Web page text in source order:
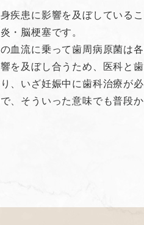
疾患に影響を及ぼしている
・脳梗塞です。
血流に乗って歯周病原菌は
を及ぼし合うため、医科と
、いざ妊娠中に歯科治療が
、そういった意味でも普段